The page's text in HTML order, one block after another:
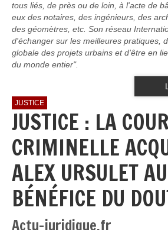
tous liés, de près ou de loin, à l'acte de
eux des notaires, des ingénieurs, des
des géomètres, etc. Son réseau
d'échanger sur les meilleures pratiques,
globale des projets urbains et d'être en
du monde entier".
JUSTICE
JUSTICE : LA COUR
CRIMINELLE
ALEX URSULET AU
BÉNÉFICE DU
Actu-juridique.fr